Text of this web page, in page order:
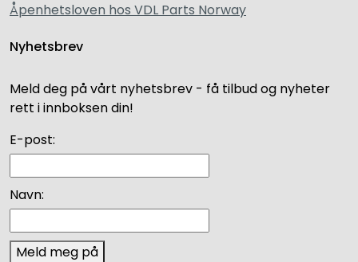
Åpenhetsloven hos VDL Parts Norway
Nyhetsbrev
Meld deg på vårt nyhetsbrev - få tilbud og nyheter
rett i innboksen din!
E-post:
Navn:
Meld meg på